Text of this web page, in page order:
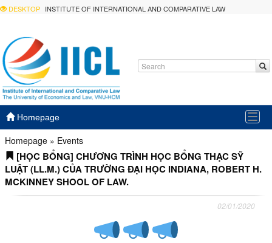
DESKTOP INSTITUTE OF INTERNATIONAL AND COMPARATIVE LAW
Homepage
Homepage » Events
[HỌC BỔNG] CHƯƠNG TRÌNH HỌC BỔNG THẠC SỸ
LUẬT (LL.M.) CỦA TRƯỜNG ĐẠI HỌC INDIANA, ROBERT H.
MCKINNEY SHOOL OF LAW.
02/01/2020